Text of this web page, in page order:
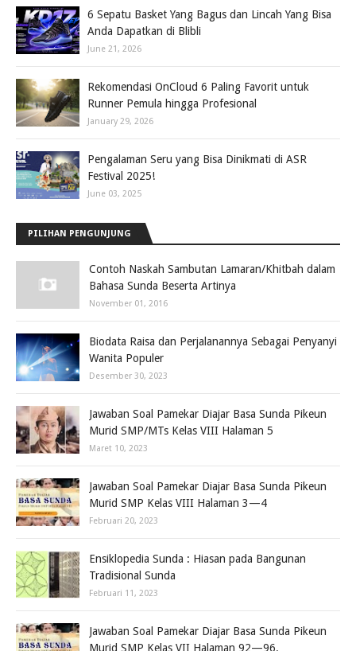
6 Sepatu Basket Yang Bagus dan Lincah Yang Bisa
Anda Dapatkan di Blibli
June 21, 2026
Rekomendasi OnCloud 6 Paling Favorit untuk
Runner Pemula hingga Profesional
January 29, 2026
Pengalaman Seru yang Bisa Dinikmati di ASR
Festival 2025!
June 03, 2025
PILIHAN PENGUNJUNG
Contoh Naskah Sambutan Lamaran/Khitbah dalam
Bahasa Sunda Beserta Artinya
November 01, 2016
Biodata Raisa dan Perjalanannya Sebagai Penyanyi
Wanita Populer
Desember 30, 2023
Jawaban Soal Pamekar Diajar Basa Sunda Pikeun
Murid SMP/MTs Kelas VIII Halaman 5
Maret 10, 2023
Jawaban Soal Pamekar Diajar Basa Sunda Pikeun
Murid SMP Kelas VIII Halaman 3—4
Februari 20, 2023
Ensiklopedia Sunda : Hiasan pada Bangunan
Tradisional Sunda
Februari 11, 2023
Jawaban Soal Pamekar Diajar Basa Sunda Pikeun
Murid SMP Kelas VII Halaman 92—96.